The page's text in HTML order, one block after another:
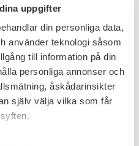
uppgifter
din personliga data,
använder teknologi såsom
till information på din
personliga annonser och
åskådarinsikter
själv välja vilka som får